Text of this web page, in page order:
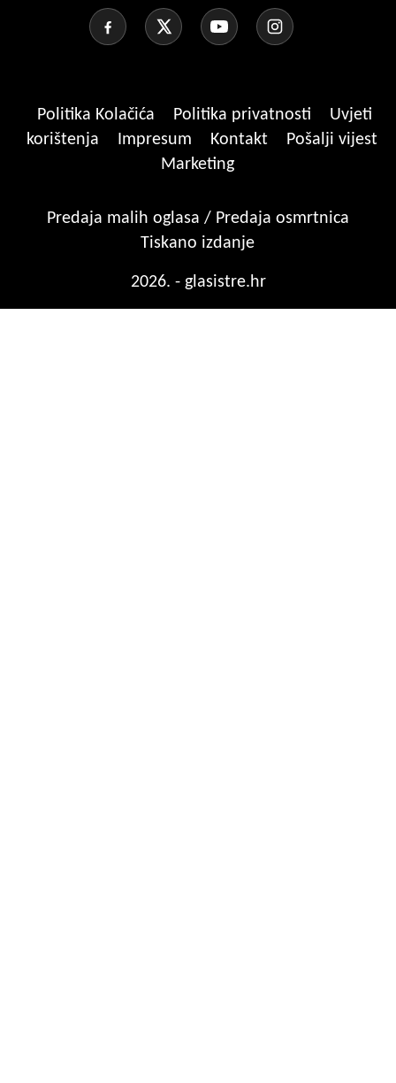
Politika Kolačića Politika privatnosti
Uvjeti
korištenja
Impresum Kontakt
Pošalji vijest
Marketing
Predaja malih oglasa / Predaja osmrtnica
Tiskano izdanje
2026. - glasistre.hr